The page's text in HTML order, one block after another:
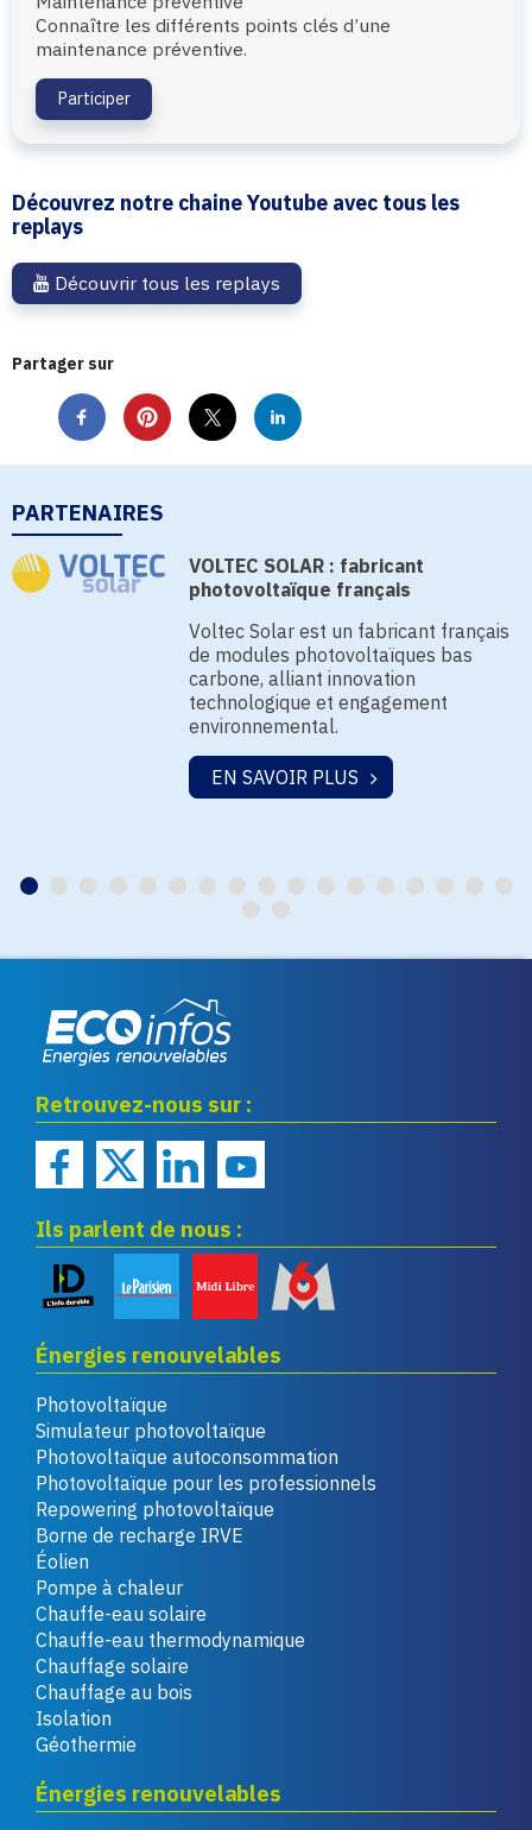
Connaître les différents points clés d’une
maintenance préventive.
Participer
Découvrez notre chaine Youtube avec tous les
replays
Découvrir tous les replays
Partager sur
PARTENAIRES
VOLTEC SOLAR : fabricant
photovoltaïque français
Voltec Solar est un fabricant français
de modules photovoltaïques bas
carbone, alliant innovation
technologique et engagement
environnemental.
EN SAVOIR PLUS
renouvelables
Retrouvez-nous sur :
Ils parlent de nous :
Énergies renouvelables
Photovoltaïque
Simulateur photovoltaïque
Photovoltaïque autoconsommation
Photovoltaïque pour les professionnels
Repowering photovoltaïque
Borne de recharge IRVE
Éolien
Pompe à chaleur
Chauffe-eau solaire
Chauffe-eau thermodynamique
Chauffage solaire
Chauffage au bois
Isolation
Géothermie
Énergies renouvelables